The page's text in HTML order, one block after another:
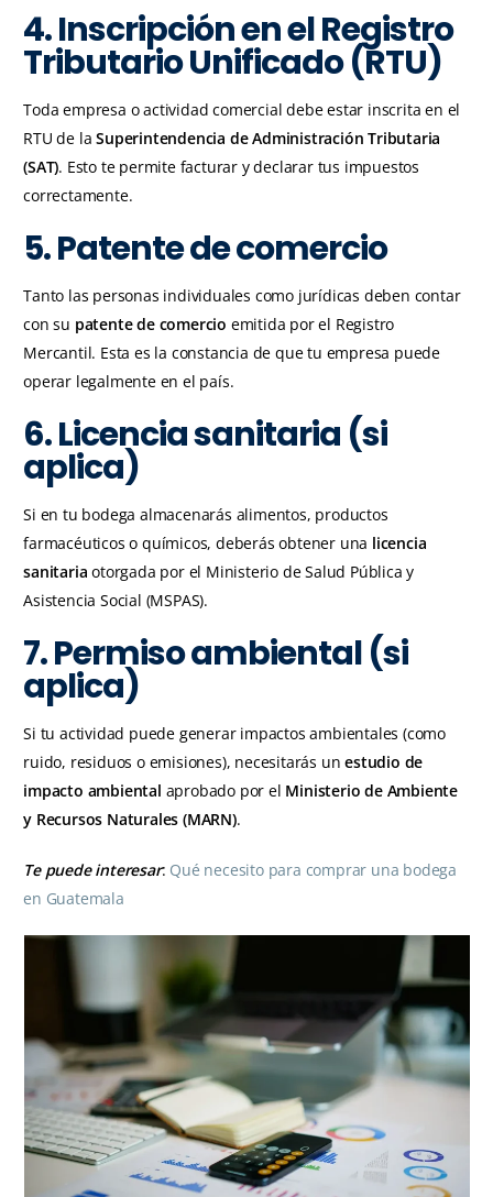
4. Inscripción en el Registro
Tributario Unificado (RTU)
Toda empresa o actividad comercial debe estar inscrita en el
RTU de laSuperintendencia de Administración Tributaria
(SAT). Esto te permite facturar y declarar tus impuestos
correctamente.
5. Patente de comercio
Tanto las personas individuales como jurídicas deben contar
con su patente de comercio emitida por el Registro
Mercantil. Esta es la constancia de que tu empresa puede
operar legalmente en el país.
6. Licencia sanitaria (si
aplica)
Si en tu bodega almacenarás alimentos, productos
farmacéuticos o químicos, deberás obtener una licencia
sanitaria otorgada por el Ministerio de Salud Pública y
Asistencia Social (MSPAS).
7. Permiso ambiental (si
aplica)
Si tu actividad puede generar impactos ambientales (como
ruido, residuos o emisiones), necesitarás unestudio de
impacto ambiental aprobado por el Ministerio de Ambiente
y Recursos Naturales (MARN).
Te puede interesar: Qué necesito para comprar una bodega
en Guatemala